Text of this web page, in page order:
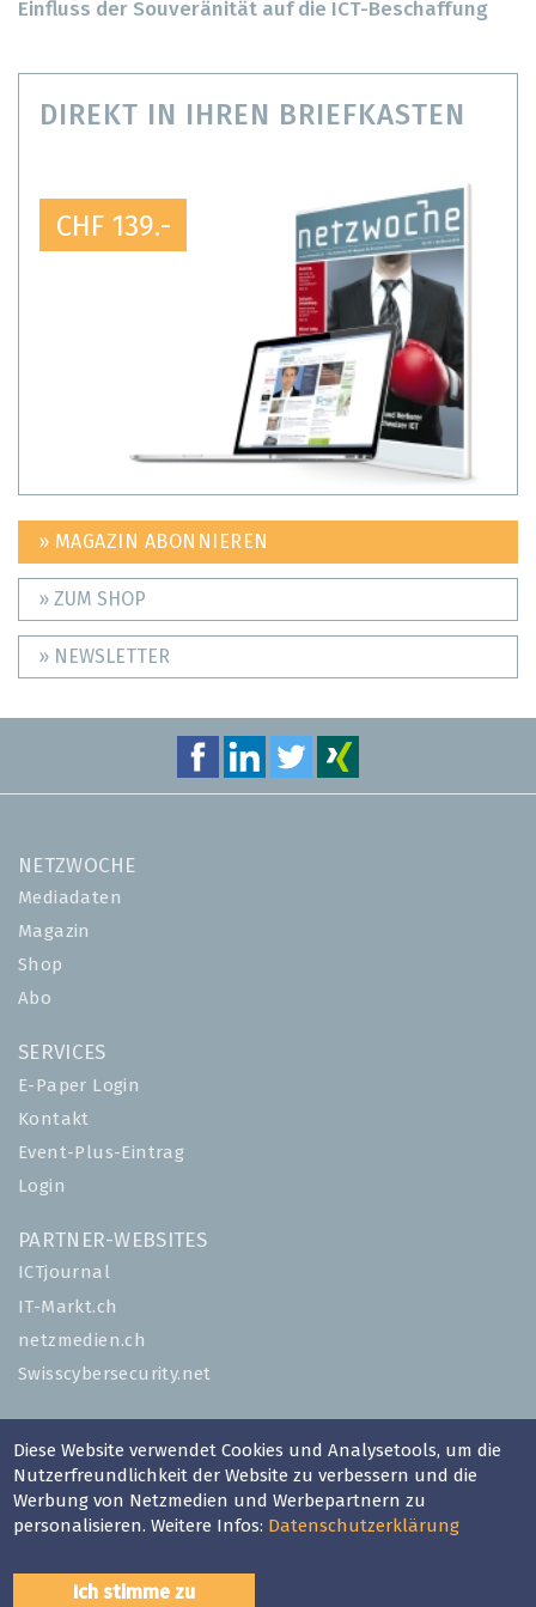
Einfluss der Souveränität auf die ICT-Beschaffung
DIREKT IN IHREN BRIEFKASTEN
CHF 139.-
» MAGAZIN ABONNIEREN
» ZUM SHOP
» NEWSLETTER
NETZWOCHE
Mediadaten
Magazin
Shop
Abo
SERVICES
E-Paper Login
Kontakt
Event-Plus-Eintrag
Login
PARTNER-WEBSITES
ICTjournal
IT-Markt.ch
netzmedien.ch
Swisscybersecurity.net
Impressum
AGB
Nutzungsbestimmungen
Diese Website verwendet Cookies und Analysetools, um die
Nutzerfreundlichkeit der Website zu verbessern und die
Werbung von Netzmedien und Werbepartnern zu
personalisieren. Weitere Infos: Datenschutzerklärung
Ich stimme zu